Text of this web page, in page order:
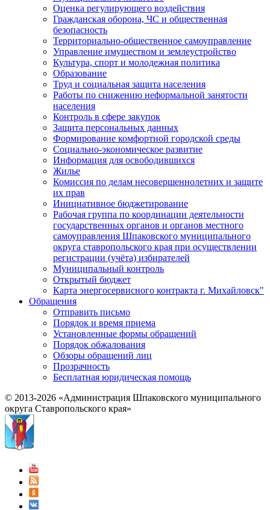
Оценка регулирующего воздействия
Гражданская оборона, ЧС и общественная
безопасность
Территориально-общественное самоуправление
Управление имуществом и землеустройство
Культура, спорт и молодежная политика
Образование
Труд и социальная защита населения
Работы по снижению неформальной занятости
населения
Контроль в сфере закупок
Защита персональных данных
Формирование комфортной городской среды
Социально-экономическое развитие
Информация для освободившихся
Жилье
Комиссия по делам несовершеннолетних и защите
их прав
Инициативное бюджетирование
Рабочая группа по координации деятельности
государственных органов и органов местного
самоуправления Шпаковского муниципального
округа ставропольского края при осуществлении
регистрации (учёта) избирателей
Муниципальный контроль
Открытый бюджет
Карта энергосервисного контракта г. Михайловск"
Обращения
Отправить письмо
Порядок и время приема
Установленные формы обращений
Порядок обжалования
Обзоры обращений лиц
Прозрачность
Бесплатная юридическая помощь
© 2013-2026 «Администрация Шпаковского муниципального
округа Ставропольского края»